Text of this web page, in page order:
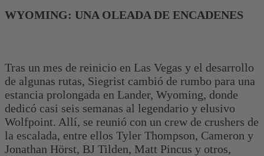
WYOMING: UNA OLEADA DE ENCADENES
Tras un mes de reinicio en Las Vegas y el desarrollo
de algunas rutas, Siegrist cambió de rumbo para una
estancia prolongada en Lander, Wyoming, donde
dedicó casi seis semanas al legendario y elusivo
Wolfpoint. Allí, se reunió con un crew de crushers de
la escalada, entre ellos Tyler Thompson, Cameron y
Jonathan Hörst, BJ Tilden, Matt Pincus y otros,